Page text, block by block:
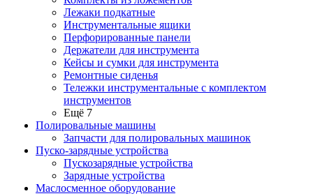
Лежаки подкатные
Инструментальные ящики
Перфорированные панели
Держатели для инструмента
Кейсы и сумки для инструмента
Ремонтные сиденья
Тележки инструментальные с комплектом
инструментов
Ещё 7
Полировальные машины
Запчасти для полировальных машинок
Пуско-зарядные устройства
Пускозарядные устройства
Зарядные устройства
Маслосменное оборудование